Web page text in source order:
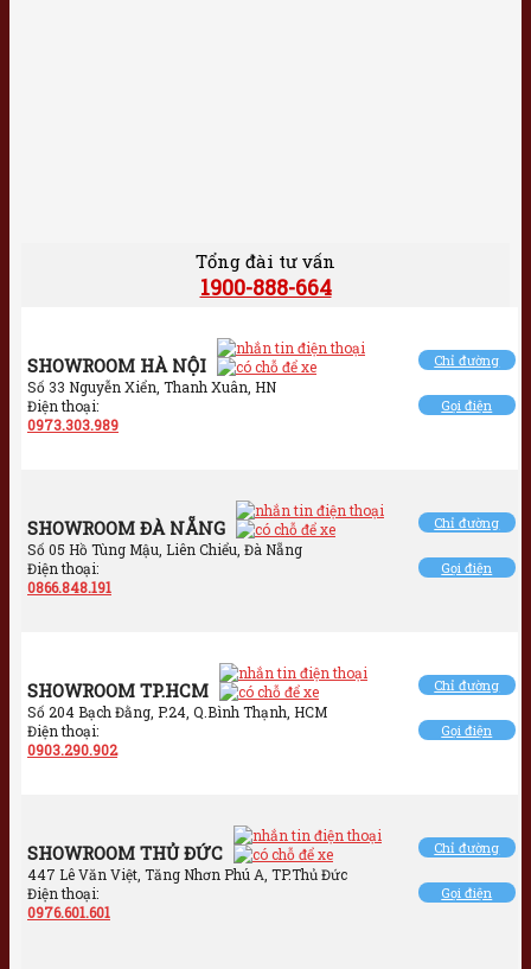
Tổng đài tư vấn
1900-888-664
SHOWROOM HÀ NỘI
Số 33 Nguyễn Xiển, Thanh Xuân, HN
Điện thoại:
0973.303.989
Chỉ đường
Gọi điện
SHOWROOM ĐÀ NẴNG
Số 05 Hồ Tùng Mậu, Liên Chiểu, Đà Nẵng
Điện thoại:
0866.848.191
Chỉ đường
Gọi điện
SHOWROOM TP.HCM
Số 204 Bạch Đằng, P.24, Q.Bình Thạnh, HCM
Điện thoại:
0903.290.902
Chỉ đường
Gọi điện
SHOWROOM THỦ ĐỨC
447 Lê Văn Việt, Tăng Nhơn Phú A, TP.Thủ Đức
Điện thoại:
0976.601.601
Chỉ đường
Gọi điện